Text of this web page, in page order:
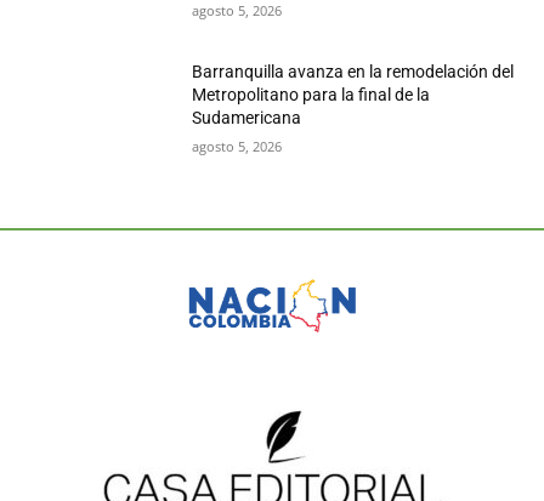
agosto 5, 2026
Barranquilla avanza en la remodelación del
Metropolitano para la final de la
Sudamericana
agosto 5, 2026